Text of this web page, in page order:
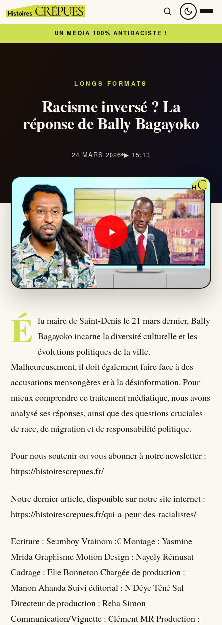
Articles
Nous soutenir
Qui Sommes Nous ?
Seumboy Vrainom:€
S'ABONNER
UN MÉDIA 100% ANTIRACISTE !
LONGS FORMATS
Racisme inversé ? La
réponse de Bally Bagayoko
24 MARS 2026 ▶ 15:13
É lu maire de Saint-Denis le 21 mars dernier, Bally
Bagayoko incarne la diversité culturelle et les
évolutions politiques de la ville.
Malheureusement, il doit également faire face à des
accusations mensongères et à la désinformation. Pour
mieux comprendre ce traitement médiatique, nous avons
analysé ses réponses, ainsi que des questions cruciales
de race, de migration et de responsabilité politique.
Pour nous soutenir ou vous abonner à notre newsletter :
https://histoirescrepues.fr/
Notre dernier article, disponible sur notre site internet :
https://histoirescrepues.fr/qui-a-peur-des-racialistes/
Ecriture : Seumboy Vrainom :€ Montage : Yasmine
Mrida Graphisme Motion Design : Nayely Rémusat
Cadrage : Elie Bonneton Chargée de production :
Manon Ahanda Suivi éditorial : N'Déye Téné Sal
Directeur de production : Reha Simon
Communication/Vignette : Clément MR Production :